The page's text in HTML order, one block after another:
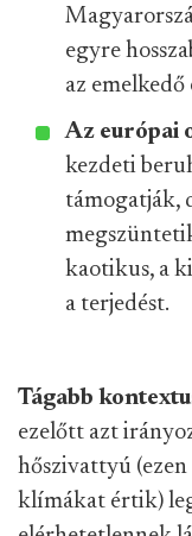
egyre
az
Az európai
kezdeti
támogatják,
kaotikus, a
a terjedést.
Tágabb
ezelőtt azt
hőszivattyú (ezen
klímákat értik)